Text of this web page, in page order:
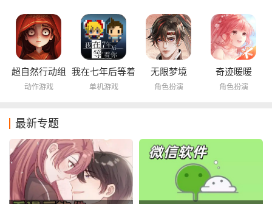
超自然行动组
动作游戏
我在七年后等着
你
单机游戏
无限梦境
角色扮演
奇迹暖暖
角色扮演
最新专题